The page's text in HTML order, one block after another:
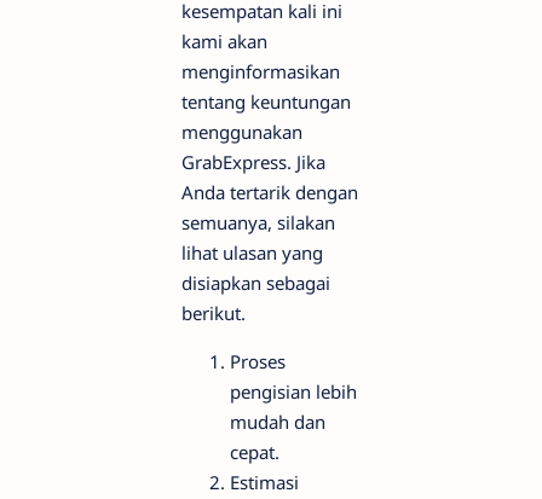
kesempatan kali ini
kami akan
menginformasikan
tentang keuntungan
menggunakan
GrabExpress. Jika
Anda tertarik dengan
semuanya, silakan
lihat ulasan yang
disiapkan sebagai
berikut.
Proses
pengisian lebih
mudah dan
cepat.
Estimasi